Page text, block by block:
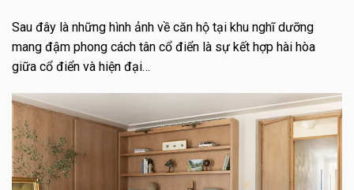
Sau đây là những hình ảnh về căn hộ tại khu nghĩ dưỡng
mang đậm phong cách tân cổ điển là sự kết hợp hài hòa
giữa cổ điển và hiện đại…